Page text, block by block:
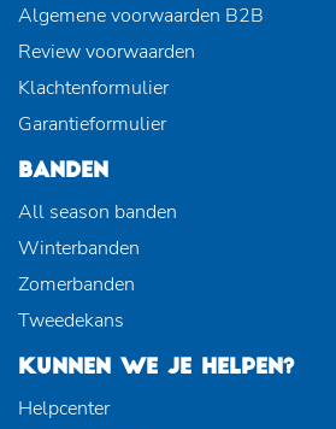
Algemene voorwaarden B2B
Review voorwaarden
Klachtenformulier
Garantieformulier
BANDEN
All season banden
Winterbanden
Zomerbanden
Tweedekans
KUNNEN WE JE HELPEN?
Helpcenter